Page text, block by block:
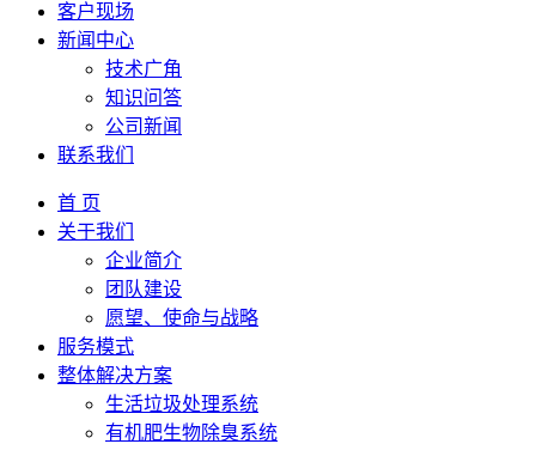
客户现场
新闻中心
技术广角
知识问答
公司新闻
联系我们
首 页
关于我们
企业简介
团队建设
愿望、使命与战略
服务模式
整体解决方案
生活垃圾处理系统
有机肥生物除臭系统